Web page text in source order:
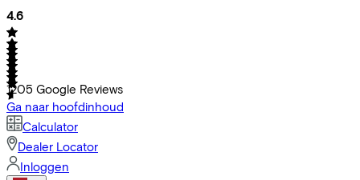
4.6
1205 Google Reviews
Ga naar hoofdinhoud
Calculator
Dealer Locator
Inloggen